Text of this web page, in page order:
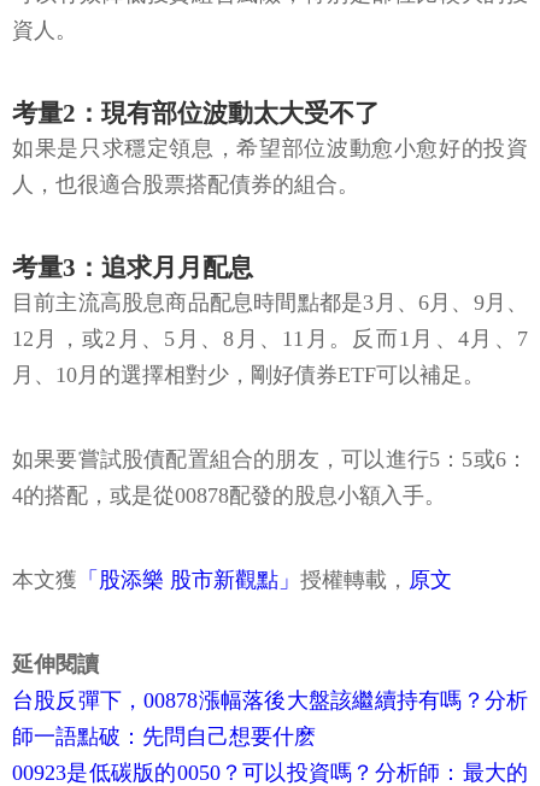
資人。
考量2：現有部位波動太大受不了
如果是只求穩定領息，希望部位波動愈小愈好的投資
人，也很適合股票搭配債券的組合。
考量3：追求月月配息
目前主流高股息商品配息時間點都是3月、6月、9月、
12月，或2月、5月、8月、11月。反而1月、4月、7
月、10月的選擇相對少，剛好債券ETF可以補足。
如果要嘗試股債配置組合的朋友，可以進行5：5或6：
4的搭配，或是從00878配發的股息小額入手。
本文獲 「股添樂 股市新觀點」 授權轉載， 原文
延伸閱讀
台股反彈下，00878漲幅落後大盤該繼續持有嗎？分析
師一語點破：先問自己想要什麽
00923是低碳版的0050？可以投資嗎？分析師：最大的